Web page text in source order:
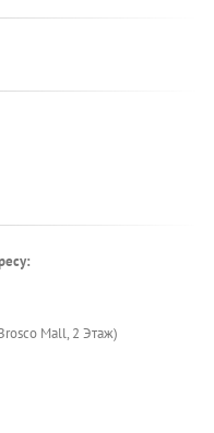
Mall, 2 Этаж)